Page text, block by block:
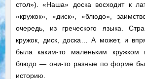
стол»). «Наша» доска восходит к
«кружок», «диск», «блюдо»,
очередь, из греческого языка.
кружок, диск, доска… А может, и
была каким-то маленьким кружком
блюдо — они-то разные по форме
историю.